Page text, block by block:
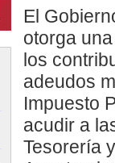
El
otorga
los
adeudos
Impuesto
acudir a
Tesorería